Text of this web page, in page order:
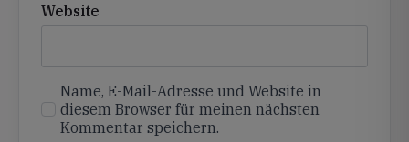
Website
Name, E-Mail-Adresse und Website in
diesem Browser für meinen nächsten
Kommentar speichern.